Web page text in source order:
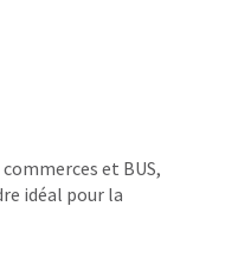
et BUS,
idéal pour la